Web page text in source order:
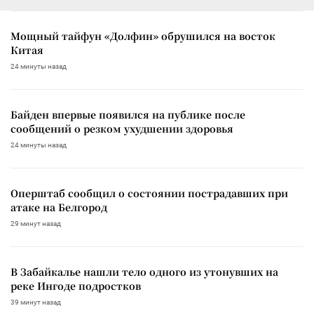
Мощный тайфун «Долфин» обрушился на восток
Китая
24 минуты назад
Байден впервые появился на публике после
сообщений о резком ухудшении здоровья
24 минуты назад
Оперштаб сообщил о состоянии пострадавших при
атаке на Белгород
29 минут назад
В Забайкалье нашли тело одного из утонувших на
реке Ингоде подростков
39 минут назад